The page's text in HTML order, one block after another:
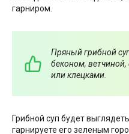
гарниром.
Пряный грибной
беконом,
или клецками.
Грибной суп будет
гарнируете его зеленым